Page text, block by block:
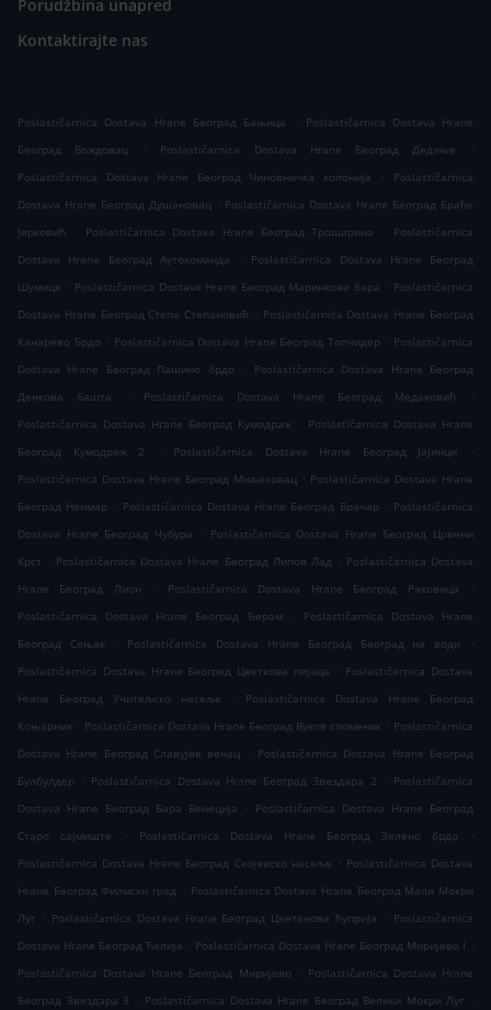
Porudžbina unapred
Kontaktirajte nas
Poslastičarnica Dostava Hrane Београд Бањица .
Poslastičarnica Dostava Hrane
Београд Вождовац
. Poslastičarnica Dostava Hrane Београд Дедиње
.
Poslastičarnica Dostava Hrane Београд Чиновничка колонија
.
Poslastičarnica
Dostava Hrane Београд Душановац . Poslastičarnica Dostava Hrane Београд Браће
Јерковић
. Poslastičarnica Dostava Hrane Београд Трошарина . Poslastičarnica
Dostava Hrane Београд Аутокоманда
.
Poslastičarnica Dostava Hrane Београд
Шумице . Poslastičarnica Dostava Hrane Београд Маринкова бара . Poslastičarnica
Dostava Hrane Београд Степа Степановић . Poslastičarnica Dostava Hrane Београд
Канарево Брдо . Poslastičarnica Dostava Hrane Београд Топчидер . Poslastičarnica
Dostava Hrane Београд Пашино брдо
.
Poslastičarnica Dostava Hrane Београд
Денкова башта
. Poslastičarnica Dostava Hrane Београд Медаковић
.
Poslastičarnica Dostava Hrane Београд Кумодраж . Poslastičarnica Dostava Hrane
Београд Кумодраж 2
. Poslastičarnica Dostava Hrane Београд Јајинци
.
Poslastičarnica Dostava Hrane Београд Миљаковац . Poslastičarnica Dostava Hrane
Београд Неимар . Poslastičarnica Dostava Hrane Београд Врачар . Poslastičarnica
Dostava Hrane Београд Чубура
. Poslastičarnica Dostava Hrane Београд Црвени
Крст . Poslastičarnica Dostava Hrane Београд Липов Лад . Poslastičarnica Dostava
Hrane Београд Лион
. Poslastičarnica Dostava Hrane Београд Раковица
.
Poslastičarnica Dostava Hrane Београд Ђерам
.
Poslastičarnica Dostava Hrane
Београд Сењак
. Poslastičarnica Dostava Hrane Београд Београд на води
.
Poslastičarnica Dostava Hrane Београд Цветкова пијаца
. Poslastičarnica Dostava
Hrane Београд Учитељско насеље
.
Poslastičarnica Dostava Hrane Београд
Коњарник . Poslastičarnica Dostava Hrane Београд Вуков споменик . Poslastičarnica
Dostava Hrane Београд Славујев венац
. Poslastičarnica Dostava Hrane Београд
Булбулдер
. Poslastičarnica Dostava Hrane Београд Звездара 2 . Poslastičarnica
Dostava Hrane Београд Бара Венеција
. Poslastičarnica Dostava Hrane Београд
Старо сајмиште
. Poslastičarnica Dostava Hrane Београд Зелено брдо
.
Poslastičarnica Dostava Hrane Београд Скојевско насеље . Poslastičarnica Dostava
Hrane Београд Филмски град . Poslastičarnica Dostava Hrane Београд Мали Мокри
Луг . Poslastičarnica Dostava Hrane Београд Цветанова ћуприја . Poslastičarnica
Dostava Hrane Београд Ћалије . Poslastičarnica Dostava Hrane Београд Миријево I .
Poslastičarnica Dostava Hrane Београд Миријево
. Poslastičarnica Dostava Hrane
Београд Звездара 3
. Poslastičarnica Dostava Hrane Београд Велики Мокри Луг .